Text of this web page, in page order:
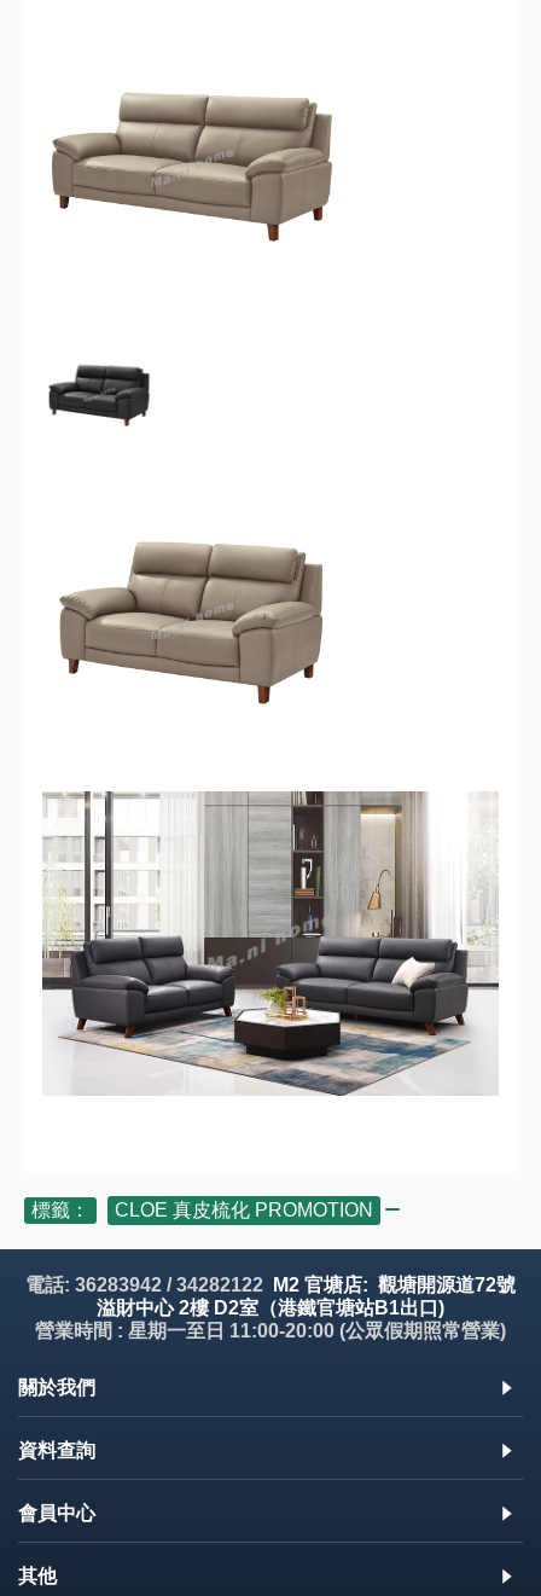
標籤： CLOE 真皮梳化 PROMOTION
電話: 36283942 / 34282122
M2 官塘店: 觀塘開源道72號
溢財中心 2樓 D2室（港鐵官塘站B1出口)
營業時間 : 星期一至日 11:00-20:00 (公眾假期照常營業)
關於我們
資料查詢
會員中心
其他